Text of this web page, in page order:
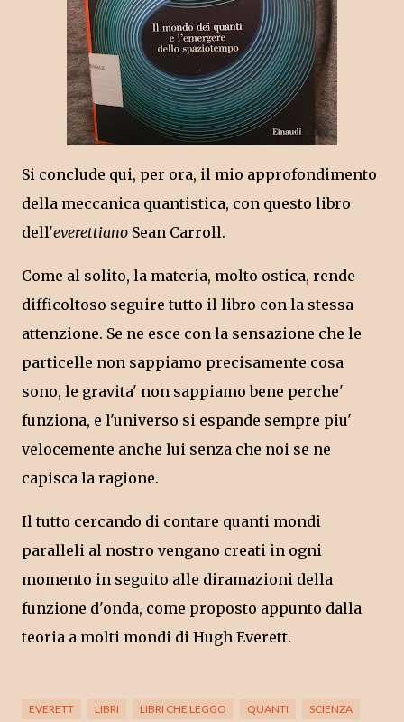
Si conclude qui, per ora, il mio approfondimento
della meccanica quantistica, con questo libro
dell'everettiano Sean Carroll.
Come al solito, la materia, molto ostica, rende
difficoltoso seguire tutto il libro con la stessa
attenzione. Se ne esce con la sensazione che le
particelle non sappiamo precisamente cosa
sono, le gravita' non sappiamo bene perche'
funziona, e l'universo si espande sempre piu'
velocemente anche lui senza che noi se ne
capisca la ragione.
Il tutto cercando di contare quanti mondi
paralleli al nostro vengano creati in ogni
momento in seguito alle diramazioni della
funzione d'onda, come proposto appunto dalla
teoria a molti mondi di Hugh Everett.
EVERETT LIBRI LIBRI CHE LEGGO QUANTI SCIENZA